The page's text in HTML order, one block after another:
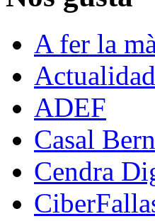
A fer la
ADEF
Casal
Cendra